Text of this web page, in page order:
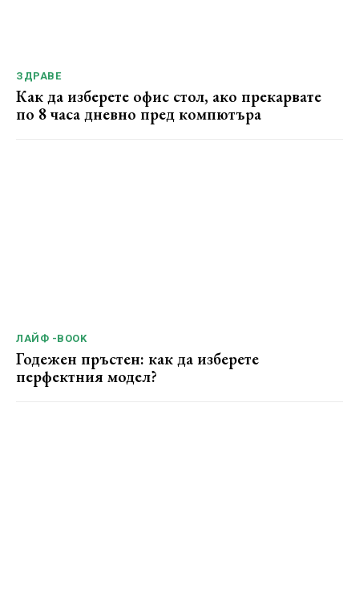
ЗДРАВЕ
Как да изберете офис стол, ако прекарвате
по 8 часа дневно пред компютъра
ЛАЙФ -BOOK
Годежен пръстен: как да изберете
перфектния модел?